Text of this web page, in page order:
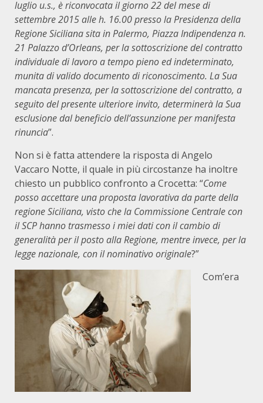
luglio u.s., è riconvocata il giorno 22 del mese di
settembre 2015 alle h. 16.00 presso la Presidenza della
Regione Siciliana sita in Palermo, Piazza Indipendenza n.
21 Palazzo d’Orleans, per la sottoscrizione del contratto
individuale di lavoro a tempo pieno ed indeterminato,
munita di valido documento di riconoscimento. La Sua
mancata presenza, per la sottoscrizione del contratto, a
seguito del presente ulteriore invito, determinerà la Sua
esclusione dal beneficio dell’assunzione per manifesta
rinuncia”.
Non si è fatta attendere la risposta di Angelo
Vaccaro Notte, il quale in più circostanze ha inoltre
chiesto un pubblico confronto a Crocetta: “Come
posso accettare una proposta lavorativa da parte della
regione Siciliana, visto che la Commissione Centrale con
il SCP hanno trasmesso i miei dati con il cambio di
generalità per il posto alla Regione, mentre invece, per la
legge nazionale, con il nominativo originale?”
Com’era